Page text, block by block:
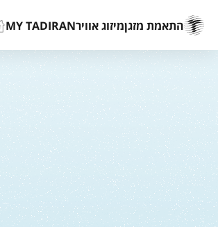
התאמת מזגןמיזוג אווירMY TADIRAN